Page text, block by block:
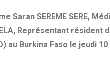
Saran SEREME SERE,
Représentant résident
au Burkina Faso le jeudi